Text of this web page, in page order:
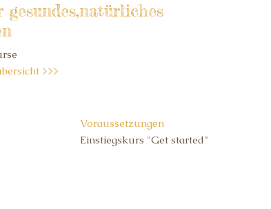
>>>
Voraussetzungen
Einstiegskurs "Get started"